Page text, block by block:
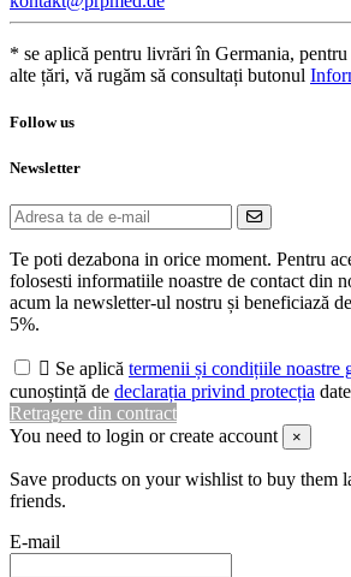
* se aplică pentru livrări în Germania,
alte țări, vă rugăm să consultați butonul
Follow us
Newsletter
Te poti dezabona in orice moment. Pentru
folosesti informatiile noastre de contact din
acum la newsletter-ul nostru și beneficiază
5%.
 Se aplică termenii și condițiile noastre
cunoștință de declarația privind protecția
Retragere din contract
You need to login or create account
×
Save products on your wishlist to buy them
friends.
E-mail